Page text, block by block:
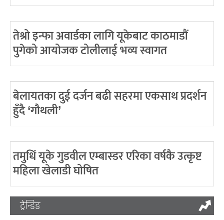
तेश्रो इन्फा अवार्डका लागि यूकेबाट काठमाडौं
पुगेको आयोजक टोलीलाई भव्य स्वागत
बेलायतका दुई दर्जन बढी सहरमा एकसाथ प्रदर्शन
हुँदै ‘गौथली’
तमुधिं यूके गुडवील एम्बास्डर एरिका वर्षकै उत्कृष्ट
महिला खेलाडी घोषित
ट्रेन्डिङ